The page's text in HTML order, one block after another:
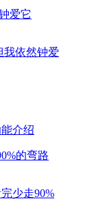
爱它
的弯路